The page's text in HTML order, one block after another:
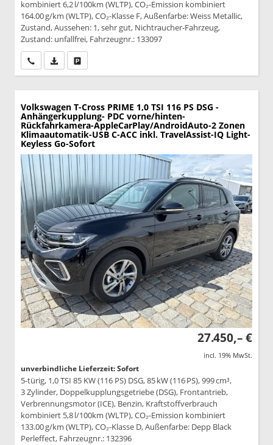
kombiniert 6,2 l/100km (WLTP), CO₂-Emission kombiniert
164.00 g/km (WLTP), CO₂-Klasse F, Außenfarbe: Weiss Metallic,
Zustand, Aussehen: 1, sehr gut, Nichtraucher-Fahrzeug,
Zustand: unfallfrei, Fahrzeugnr.: 133097
Wir rufen Sie anPDF-Datei, Fahrzeugexposé drucken
Volkswagen T-Cross PRIME 1,0 TSI 116 PS DSG -
Anhängerkupplung- PDC vorne/hinten-
Rückfahrkamera-AppleCarPlay/AndroidAuto-2 Zonen
Klimaautomatik-USB C-ACC inkl. TravelAssist-IQ Light-
Keyless Go-Sofort
27.450,– €
incl. 19% MwSt.
unverbindliche Lieferzeit: Sofort
5-türig, 1,0 TSI 85 KW (116 PS) DSG, 85 kW (116 PS), 999 cm³,
3 Zylinder, Doppelkupplungsgetriebe (DSG), Frontantrieb,
Verbrennungsmotor (ICE), Benzin, Kraftstoffverbrauch
kombiniert 5,8 l/100km (WLTP), CO₂-Emission kombiniert
133.00 g/km (WLTP), CO₂-Klasse D, Außenfarbe: Depp Black
Perleffect, Fahrzeugnr.: 132396